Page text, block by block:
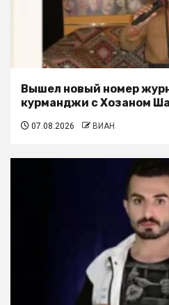
Вышел новый номер
курманджи с Хозаном
07.08.2026 ВИАН